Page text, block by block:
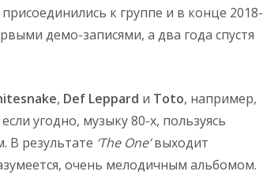
к группе и в конце 2018-
демо-записями, а два года спустя
, Def Leppard и Toto, например,
угодно, музыку 80-х, пользуясь
В результате ‘The One’выходит
очень мелодичным альбомом.